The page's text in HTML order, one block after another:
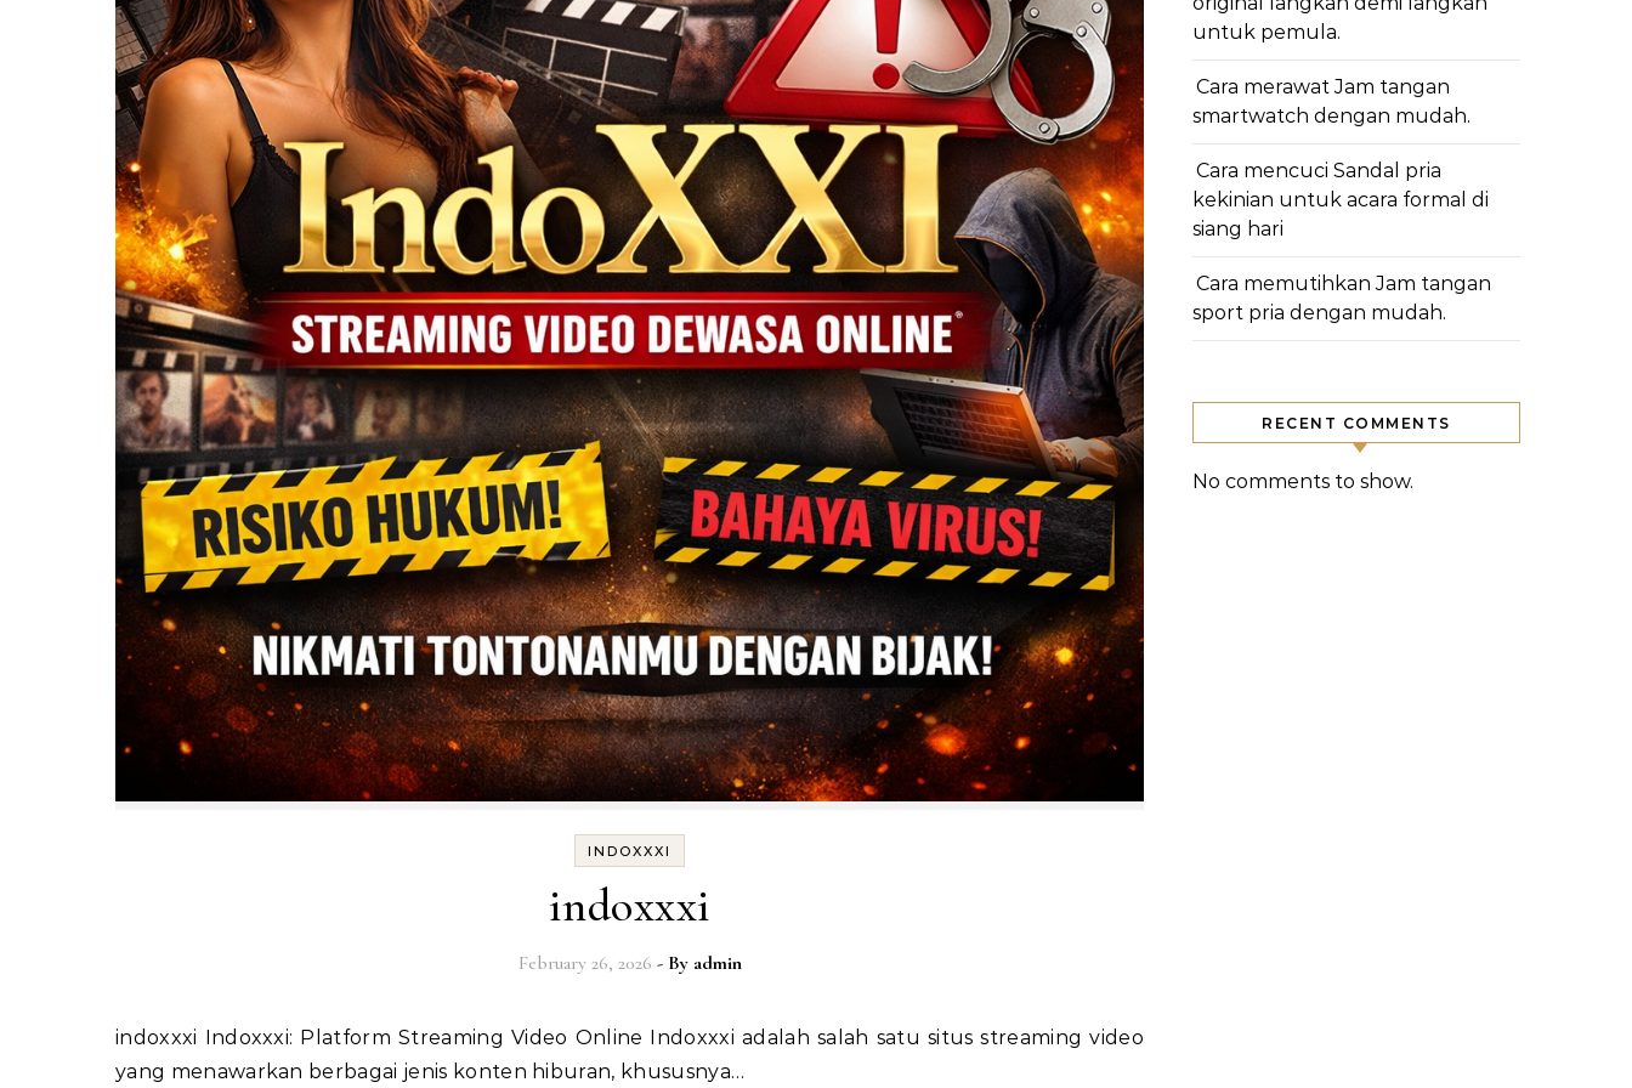
INDOXXXI
indoxxxi
February 26, 2026 - By admin
indoxxxi Indoxxxi: Platform Streaming Video Online Indoxxxi adalah salah satu situs streaming video
yang menawarkan berbagai jenis konten hiburan, khususnya…
untuk pemula.
Cara merawat Jam tangan
smartwatch dengan mudah.
Cara mencuci Sandal pria
kekinian untuk acara formal di
siang hari
Cara memutihkan Jam tangan
sport pria dengan mudah.
RECENT COMMENTS
No comments to show.